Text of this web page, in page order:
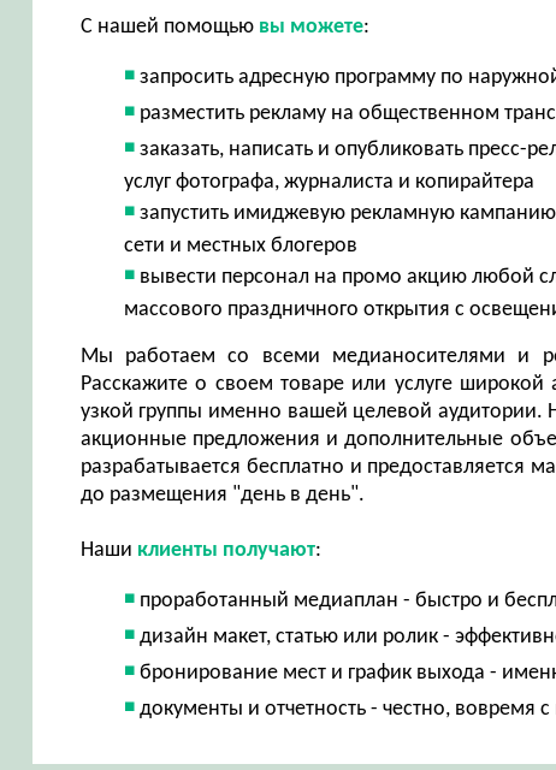
С нашей помощью вы можете:
запросить адресную программу по
разместить рекламу на общественном
заказать, написать и опубликовать пресс-
услуг фотографа, журналиста и копирайтера
запустить имиджевую рекламную
сети и местных блогеров
вывести персонал на промо акцию любой
массового праздничного открытия с
Мы работаем со всеми медианосителями и
Расскажите о своем товаре или услуге
узкой группы именно вашей целевой
акционные предложения и дополнительные
разрабатывается бесплатно и предоставляется
до размещения "день в день".
Наши клиенты получают:
проработанный медиаплан - быстро и
дизайн макет, статью или ролик -
бронирование мест и график выхода -
документы и отчетность - честно, вовремя с